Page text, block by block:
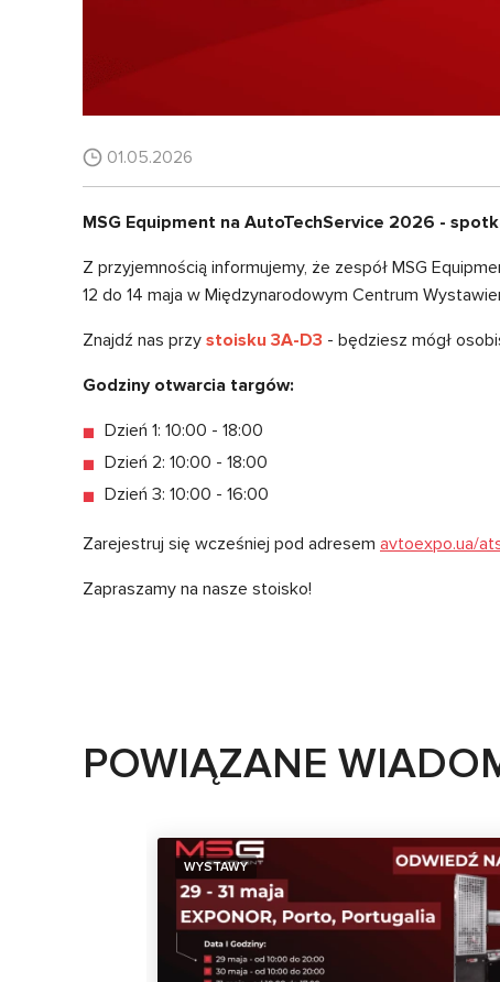
01.05.2026
MSG Equipment na AutoTechService 2026 -
Z przyjemnością informujemy, że zespół MSG
12 do 14 maja w Międzynarodowym Centrum
Znajdź nas przy stoisku 3A-D3 - będziesz mógł
Godziny otwarcia targów:
Dzień 1: 10:00 - 18:00
Dzień 2: 10:00 - 18:00
Dzień 3: 10:00 - 16:00
Zarejestruj się wcześniej pod adresem avtoexpo.ua/
Zapraszamy na nasze stoisko!
POWIĄZANE
WYSTAWY